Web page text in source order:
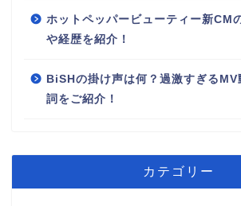
ホットペッパービューティー新CM
や経歴を紹介！
BiSHの掛け声は何？過激すぎるMV
詞をご紹介！
カテゴリー